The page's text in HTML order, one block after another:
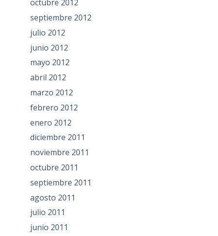
octubre 2012
septiembre 2012
julio 2012
junio 2012
mayo 2012
abril 2012
marzo 2012
febrero 2012
enero 2012
diciembre 2011
noviembre 2011
octubre 2011
septiembre 2011
agosto 2011
julio 2011
junio 2011